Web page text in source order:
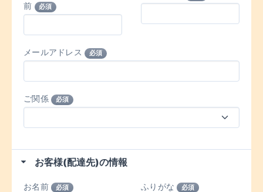
前
必須
メールアドレス 必須
ご関係 必須
お客様(配達先)の情報
お名前 必須 ふりがな 必須